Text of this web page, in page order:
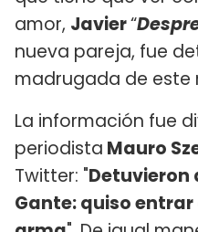
amor, Javier“
nueva pareja, fue
madrugada de este
La información fue
periodista Mauro
Twitter: "Detuvieron
Gante: quiso